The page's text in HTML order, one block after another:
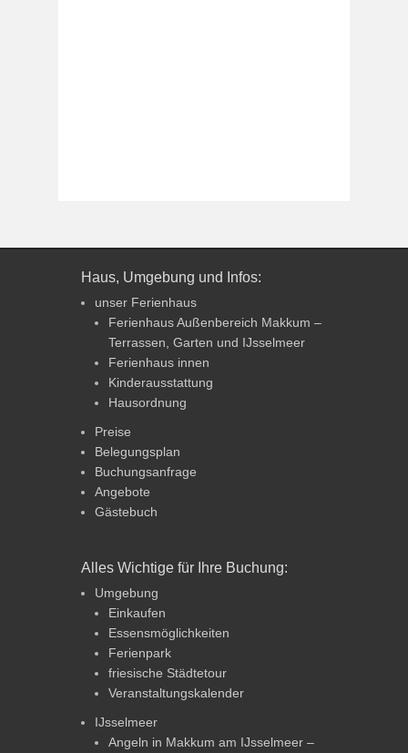
Haus, Umgebung und Infos:
unser Ferienhaus
Ferienhaus Außenbereich Makkum –
Terrassen, Garten und IJsselmeer
Ferienhaus innen
Kinderausstattung
Hausordnung
Preise
Belegungsplan
Buchungsanfrage
Angebote
Gästebuch
Alles Wichtige für Ihre Buchung:
Umgebung
Einkaufen
Essensmöglichkeiten
Ferienpark
friesische Städtetour
Veranstaltungskalender
IJsselmeer
Angeln in Makkum am IJsselmeer –